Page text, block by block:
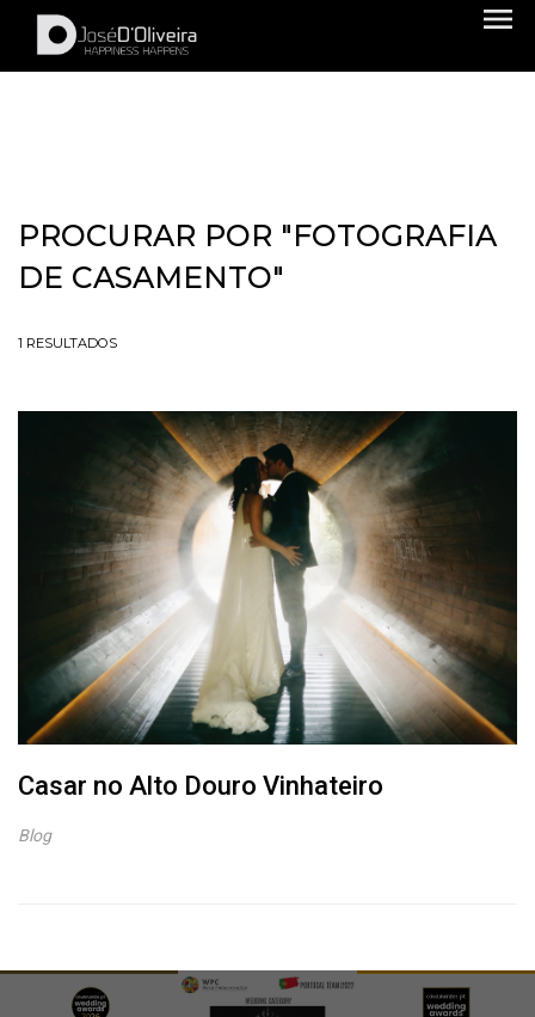
menu
PROCURAR POR "FOTOGRAFIA
DE CASAMENTO"
1 RESULTADOS
Casar no Alto Douro Vinhateiro
Blog